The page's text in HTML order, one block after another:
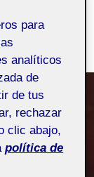
para
analíticos
de
de tus
rechazar
clic abajo,
política de